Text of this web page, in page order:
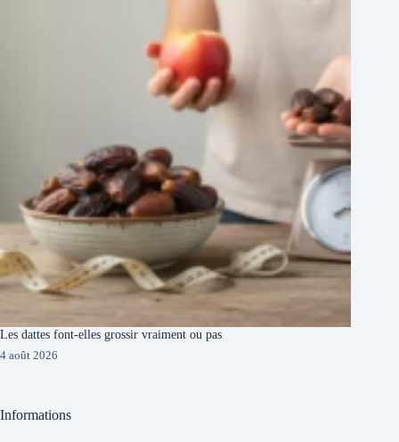
Les dattes font-elles grossir vraiment ou pas
4 août 2026
Informations